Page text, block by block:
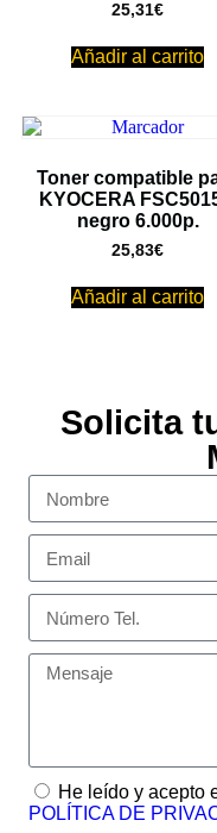
25,31€
Añadir al carrito
Toner compatible
KYOCERA
negro 6.000p.
25,83€
Añadir al carrito
Solicita
He leído y acepto
POLÍTICA DE